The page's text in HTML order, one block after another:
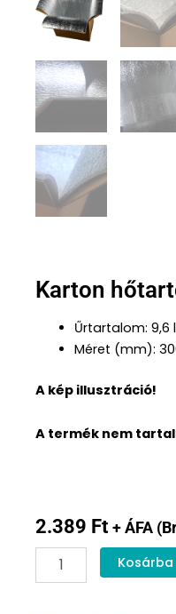
Karton
Űrtartalom: 9,6
Méret (mm):
A kép illusztráció!
A termék nem
2.389 Ft + ÁFA
Karton
hőtartó